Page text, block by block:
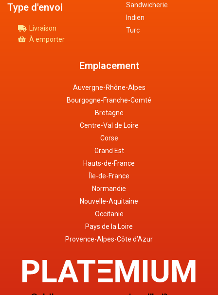
Emplacement
Auvergne-Rhône-Alpes
Bourgogne-Franche-Comté
Bretagne
Centre-Val de Loire
Corse
Grand Est
Hauts-de-France
Île-de-France
Normandie
Nouvelle-Aquitaine
Occitanie
Pays de la Loire
Provence-Alpes-Côte d’Azur
Sandwicherie
Indien
Turc
Type d'envoi
Livraison
À emporter